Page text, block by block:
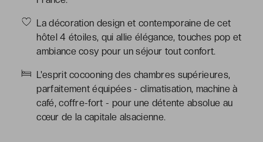
La décoration design et contemporaine de cet
hôtel 4 étoiles, qui allie élégance, touches pop et
ambiance cosy pour un séjour tout confort.
L'esprit cocooning des chambres supérieures,
parfaitement équipées - climatisation, machine à
café, coffre-fort - pour une détente absolue au
cœur de la capitale alsacienne.